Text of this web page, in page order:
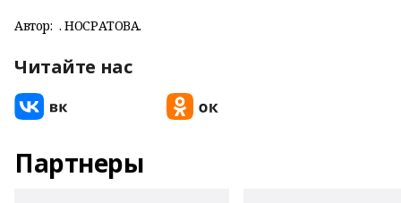
Автор: Ә. НОСРАТОВА.
Читайте нас
Партнеры